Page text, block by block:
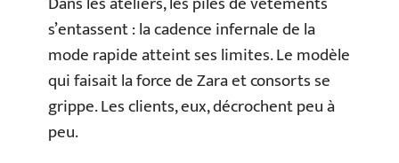
s’entassent : la cadence infernale de la
mode rapide atteint ses limites. Le modèle
qui faisait la force de Zara et consorts se
grippe. Les clients, eux, décrochent peu à
peu.